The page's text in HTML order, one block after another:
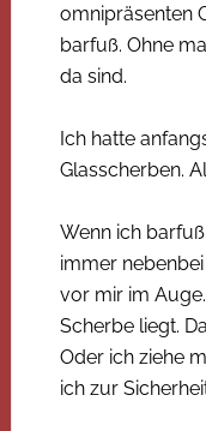
omnipräsenten
barfuß. Ohne
da sind.
Ich hatte
Glasscherben.
Wenn ich
immer
vor mir im
Scherbe liegt.
Oder ich ziehe
ich zur